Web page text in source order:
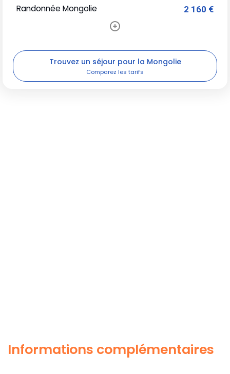
Randonnée Mongolie 2 160 €
Trouvez un séjour pour la Mongolie
Informations complémentaires